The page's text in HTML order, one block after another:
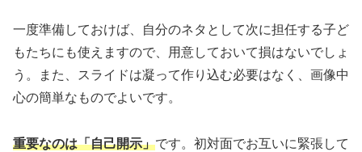
一度準備しておけば、自分のネタとして次に担任する子ど
もたちにも使えますので、用意しておいて損はないでしょ
う。また、スライドは凝って作り込む必要はなく、画像中
心の簡単なものでよいです。
重要なのは「自己開示」です。初対面でお互いに緊張して